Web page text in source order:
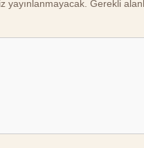
yayınlanmayacak. Gerekli